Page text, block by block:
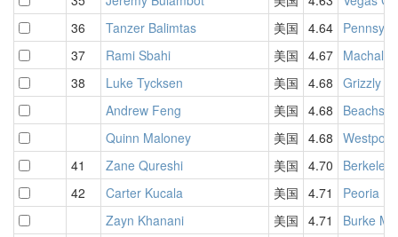
36
Tanzer Balimtas 美国 4.64
37
Rami Sbahi 美国 4.67 Machalí
38
Luke Tycksen 美国 4.68 Grizzly
Andrew Feng
美国 4.68
Quinn Maloney
美国 4.68 Westport
41
Zane Qureshi 美国 4.70
Berkeley
42
Carter Kucala 美国 4.71
Peoria
Zayn Khanani
美国 4.71
Burke